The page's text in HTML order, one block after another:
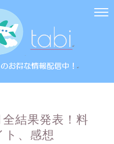
結果発表！料
ト、感想